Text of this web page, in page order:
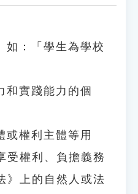
如：「學生為學校
和實踐能力的個
或權利主體等用
受權利、負擔義務
》上的自然人或法